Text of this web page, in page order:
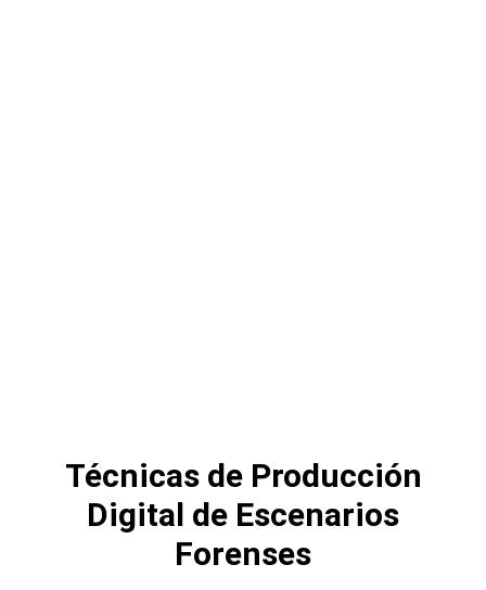
Técnicas de Producción
Digital de Escenarios
Forenses